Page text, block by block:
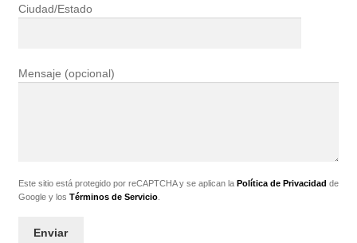
Ciudad/Estado
Mensaje (opcional)
Este sitio está protegido por reCAPTCHA y se aplican la Política de Privacidad de
Google y los Términos de Servicio.